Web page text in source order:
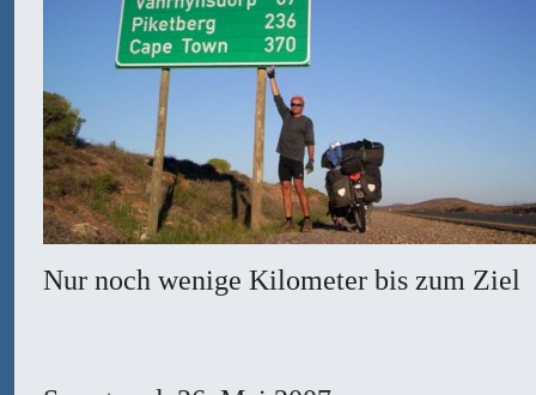
Nur noch wenige Kilometer bis zum Ziel